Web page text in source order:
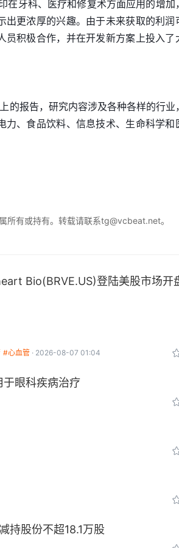
在牙科、医疗和修复术方面应用的增加
更浓厚的兴趣。由于未来获取的利润
积极合作，并在开发新方案上投入了
的报告，研究内容涉及各种各样的行业
、食品饮料、信息技术、生命科学和
所有或持有。转载请联系tg@vcbeat.net。
Bio(BRVE.US)登陆美股市场开
#心血管 2026-08-07 01:04
于眼科疾病治疗
持股份不超18.1万股